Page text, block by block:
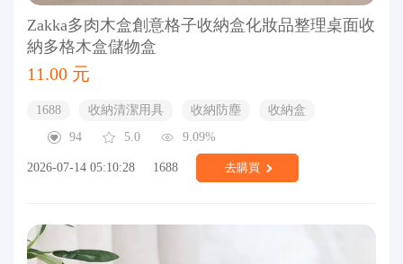
Zakka多肉木盒創意格子收納盒化妝品整理桌面收
納多格木盒儲物盒
11.00 元
1688 收納清潔用具 收納防塵
收納盒
94
5.0 9.09%
2026-07-14 05:10:28 1688 去購買